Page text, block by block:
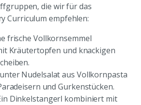
die wir für das
Curriculum empfehlen:
frische Vollkornsemmel
Kräutertopfen und knackigen
Nudelsalat aus Vollkornpasta
und Gurkenstücken.
Dinkelstangerl kombiniert mit